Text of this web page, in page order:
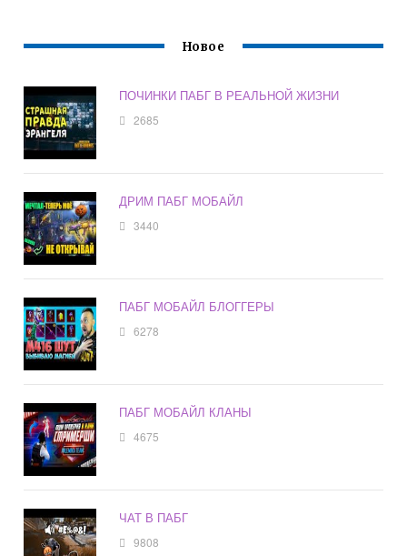
Новое
ПОЧИНКИ ПАБГ В РЕАЛЬНОЙ ЖИЗНИ
2685
ДРИМ ПАБГ МОБАЙЛ
3440
ПАБГ МОБАЙЛ БЛОГГЕРЫ
6278
ПАБГ МОБАЙЛ КЛАНЫ
4675
ЧАТ В ПАБГ
9808